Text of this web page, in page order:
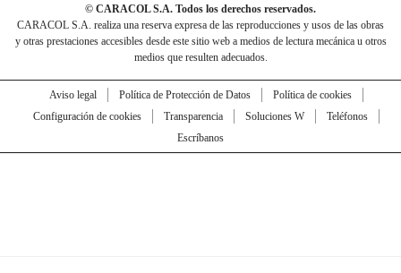
© CARACOL S.A. Todos los derechos reservados.
CARACOL S.A. realiza una reserva expresa de las reproducciones y usos de las obras
y otras prestaciones accesibles desde este sitio web a medios de lectura mecánica u otros
medios que resulten adecuados.
Aviso legal Política de Protección de Datos
Política de cookies
Configuración de cookies
Transparencia Soluciones W
Teléfonos
Escríbanos